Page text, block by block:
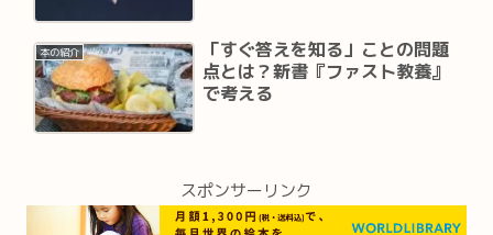
本の紹介
「すぐ答えを知る」ことの問題
点とは？新書『ファスト教養』
で考える
スポンサーリンク